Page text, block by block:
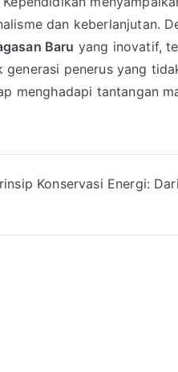
dan keberlanjutan.
Baru yang inovatif,
penerus yang
menghadapi tantangan
Konservasi Energi: